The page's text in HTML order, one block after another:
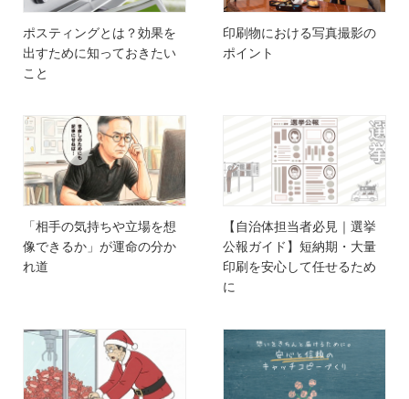
ポスティングとは？効果を
出すために知っておきたい
こと
印刷物における写真撮影の
ポイント
「相手の気持ちや立場を想
像できるか」が運命の分か
れ道
【自治体担当者必見｜選挙
公報ガイド】短納期・大量
印刷を安心して任せるため
に